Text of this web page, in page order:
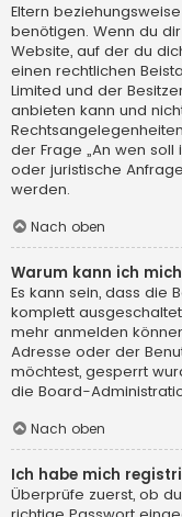
Eltern
benötigen. Wenn du
Website, auf der du
einen rechtlichen
Limited und der
anbieten kann und
der Frage „An wen
oder juristische
werden.
Nach oben
Warum kann ich
Es kann sein, dass die
komplett
mehr anmelden
Adresse oder der
möchtest, gesperrt
die Board-
Nach oben
Ich habe mich
Überprüfe zuerst, ob